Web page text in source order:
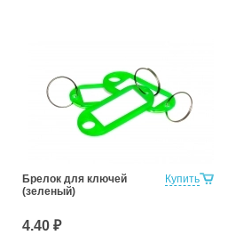
Купить
Брелок для ключей
(зеленый)
4.40 ₽